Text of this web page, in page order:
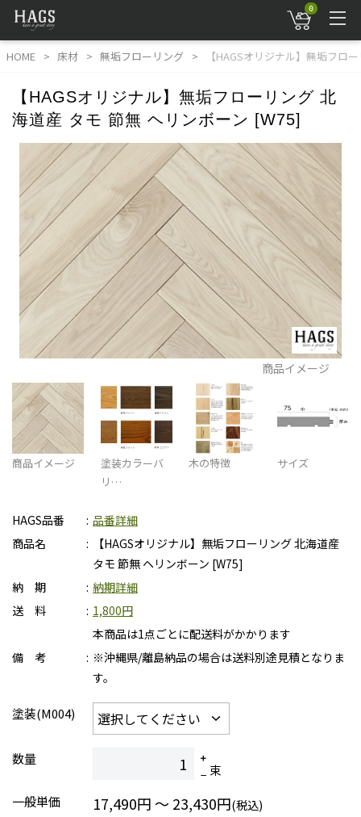
0
HOME 床材 無垢フローリング 【HAGSオリジナル】無垢フロ
【HAGSオリジナル】無垢フローリング 北
海道産 タモ 節無 ヘリンボーン [W75]
商品イメージ
商品イメージ
塗装カラーバ
リ…
木の特徴 サイズ
HAGS品番
品番詳細
商品名
【HAGSオリジナル】無垢フローリング 北海道産
タモ 節無 ヘリンボーン [W75]
納 期
納期詳細
送 料
1,800円
本商品は1点ごとに配送料がかかります
備 考
※沖縄県/離島納品の場合は送料別途見積となりま
す。
塗装(M004)
数量
束
一般単価
17,490円 ～ 23,430円(税込)